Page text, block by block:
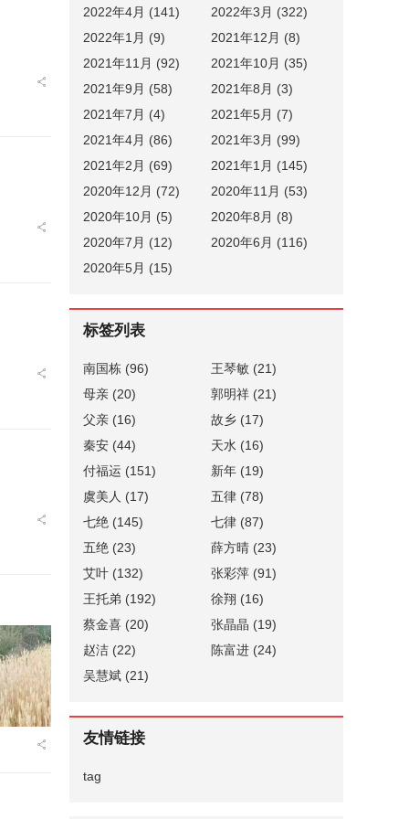
2022年4月 (141)
2022年3月 (322)
2022年1月 (9)
2021年12月 (8)
2021年11月 (92)
2021年10月 (35)
2021年9月 (58)
2021年8月 (3)
2021年7月 (4)
2021年5月 (7)
2021年4月 (86)
2021年3月 (99)
2021年2月 (69)
2021年1月 (145)
2020年12月 (72)
2020年11月 (53)
2020年10月 (5)
2020年8月 (8)
2020年7月 (12)
2020年6月 (116)
2020年5月 (15)
标签列表
南国栋 (96) 王琴敏 (21)
母亲 (20) 郭明祥 (21)
父亲 (16) 故乡 (17)
秦安 (44) 天水 (16)
付福运 (151) 新年 (19)
虞美人 (17) 五律 (78)
七绝 (145) 七律 (87)
五绝 (23) 薛方晴 (23)
艾叶 (132) 张彩萍 (91)
王托弟 (192) 徐翔 (16)
蔡金喜 (20) 张晶晶 (19)
赵洁 (22) 陈富进 (24)
吴慧斌 (21)
友情链接
tag